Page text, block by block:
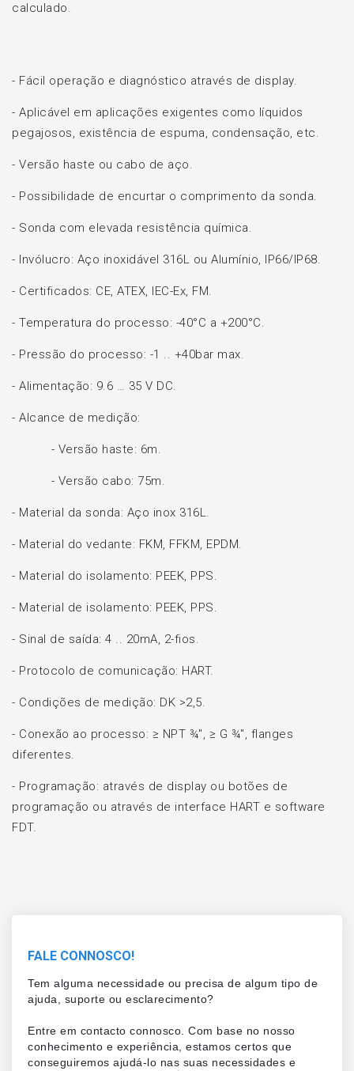
calculado.
- Fácil operação e diagnóstico através de display.
- Aplicável em aplicações exigentes como líquidos
pegajosos, existência de espuma, condensação, etc.
- Versão haste ou cabo de aço.
- Possibilidade de encurtar o comprimento da sonda.
- Sonda com elevada resistência química.
- Invólucro: Aço inoxidável 316L ou Alumínio, IP66/IP68.
- Certificados: CE, ATEX, IEC-Ex, FM.
- Temperatura do processo: -40°C a +200°C.
- Pressão do processo: -1 .. +40bar max.
- Alimentação: 9.6 … 35 V DC.
- Alcance de medição:
- Versão haste: 6m.
- Versão cabo: 75m.
- Material da sonda: Aço inox 316L.
- Material do vedante: FKM, FFKM, EPDM.
- Material do isolamento: PEEK, PPS.
- Material de isolamento: PEEK, PPS.
- Sinal de saída: 4 .. 20mA, 2-fios.
- Protocolo de comunicação: HART.
- Condições de medição: DK >2,5.
- Conexão ao processo: ≥ NPT ¾", ≥ G ¾", flanges
diferentes.
- Programação: através de display ou botões de
programação ou através de interface HART e software
FDT.
FALE CONNOSCO!
Tem alguma necessidade ou precisa de algum tipo de
ajuda, suporte ou esclarecimento?
Entre em contacto connosco. Com base no nosso
conhecimento e experiência, estamos certos que
conseguiremos ajudá-lo nas suas necessidades e